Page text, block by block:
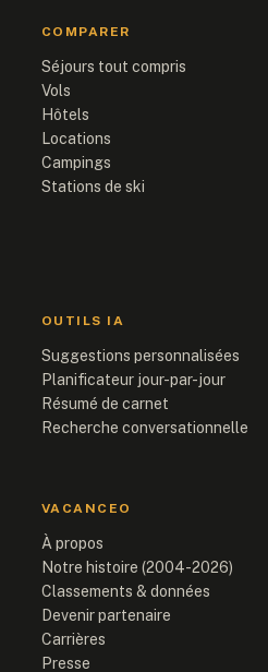
COMPARER
Séjours tout compris
Vols
Hôtels
Locations
Campings
Stations de ski
OUTILS IA
Suggestions personnalisées
Planificateur jour-par-jour
Résumé de carnet
Recherche conversationnelle
VACANCEO
À propos
Notre histoire (2004-2026)
Classements & données
Devenir partenaire
Carrières
Presse